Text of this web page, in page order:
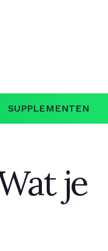
SUPPLEMENTEN
je